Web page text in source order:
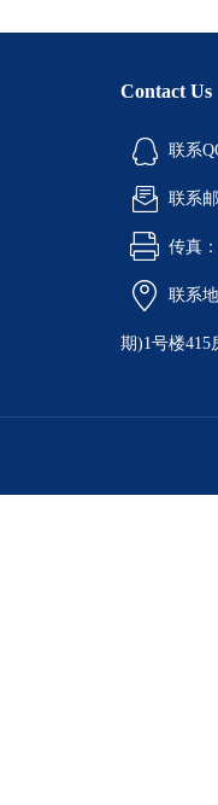
Contact Us
联系
联系
传真
联系
期)1号楼415